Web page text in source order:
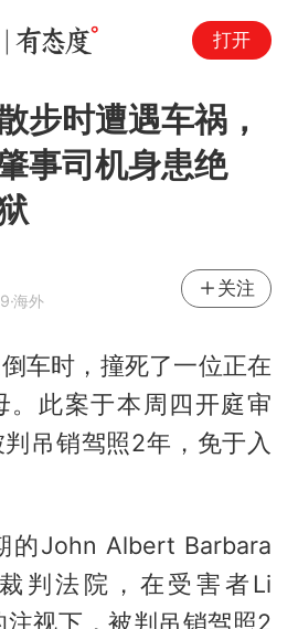
打开
步时遭遇车祸，
事司机身患绝
·海外
关注
车时，撞死了一位正在
。此案于本周四开庭审
吊销驾照2年，免于入
的John Albert Barbara
判法院，在受害者Li
视下，被判吊销驾照2